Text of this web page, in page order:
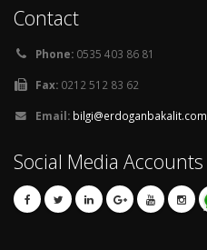
Contact
Phone: 0535 403 86 81
Fax: 0212 512 83 62
Email: bilgi@erdoganbakalit.com
Social Media Accounts